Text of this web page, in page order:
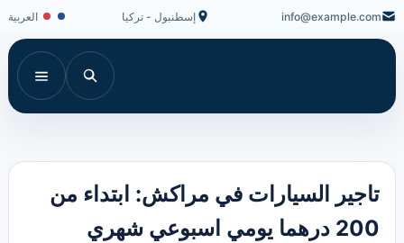
info@example.com إسطنبول - تركيا العربية
تاجير السيارات في مراكش: ابتداء من
200 درهما يومي اسبوعي شهري